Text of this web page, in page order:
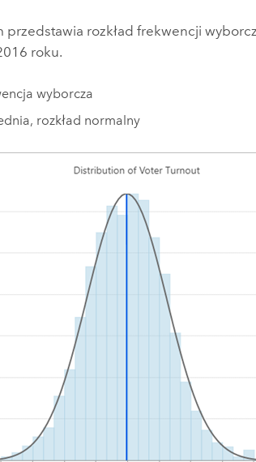
przedstawia rozkład frekwencji
roku.
wyborcza
rozkład normalny